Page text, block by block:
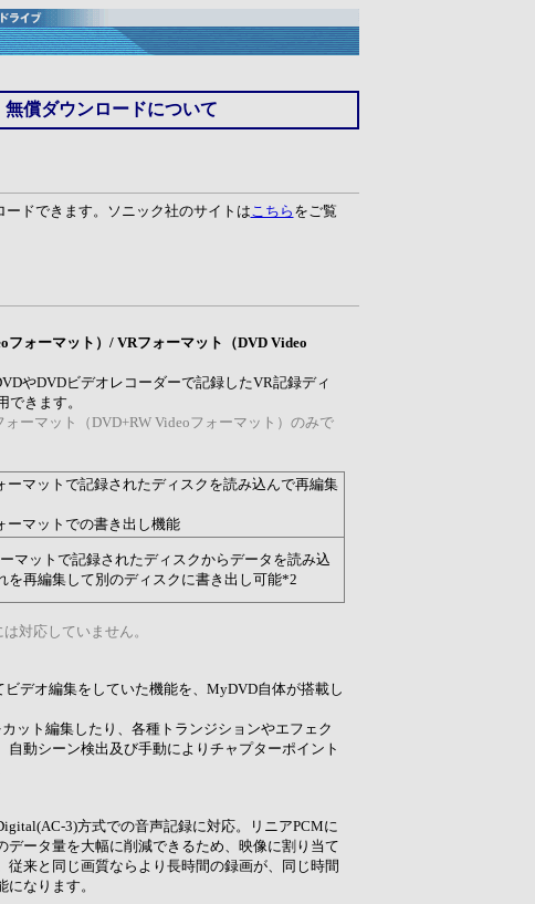
無償ダウンロードについて
ードできます。ソニック社のサイトはこちら をご覧
フォーマット）/ VRフォーマット（DVD Video
やDVDビデオレコーダーで記録したVR記録ディ
きます。
ーマット（DVD+RW Videoフォーマット）のみで
ーマットで記録されたディスクを読み込んで再編集
ーマットでの書き出し機能
マットで記録されたディスクからデータを読み込
を再編集して別のディスクに書き出し可能*2
対応していません。
デオ編集をしていた機能を、MyDVD自体が搭載し
ット編集したり、各種トランジションやエフェク
自動シーン検出及び手動によりチャプターポイント
3)方式での音声記録に対応。リニアPCMに
データ量を大幅に削減できるため、映像に割り当て
従来と同じ画質ならより長時間の録画が、同じ時間
なります。